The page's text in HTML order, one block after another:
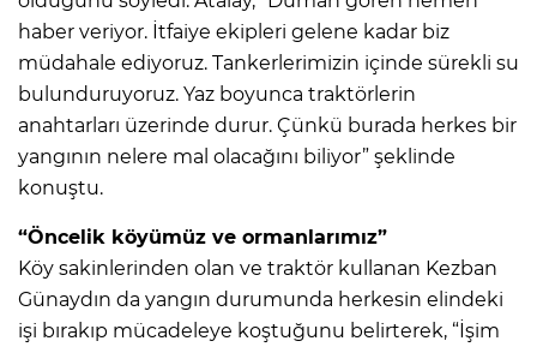
haber veriyor. İtfaiye ekipleri gelene kadar biz
müdahale ediyoruz. Tankerlerimizin içinde sürekli su
bulunduruyoruz. Yaz boyunca traktörlerin
anahtarları üzerinde durur. Çünkü burada herkes bir
yangının nelere mal olacağını biliyor” şeklinde
konuştu.
“Öncelik köyümüz ve ormanlarımız”
Köy sakinlerinden olan ve traktör kullanan Kezban
Günaydın da yangın durumunda herkesin elindeki
işi bırakıp mücadeleye koştuğunu belirterek, “İşim